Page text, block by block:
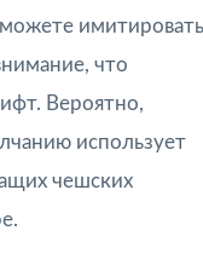
имитировать
что
Вероятно,
использует
чешских